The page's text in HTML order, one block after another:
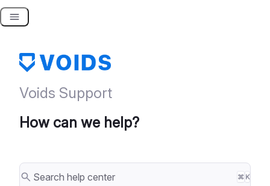
Skip
Voids Support
How can we help?
⌘ K